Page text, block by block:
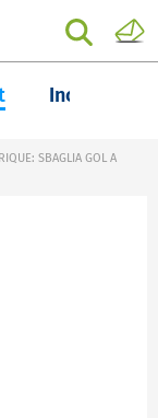
Inchieste
SBAGLIA GOL A